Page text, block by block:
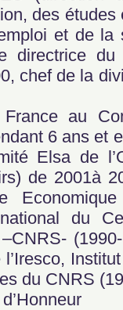
des
et de
directrice du
chef de la
au
6 ans et
Elsa de
de 2001à
du
du CNRS